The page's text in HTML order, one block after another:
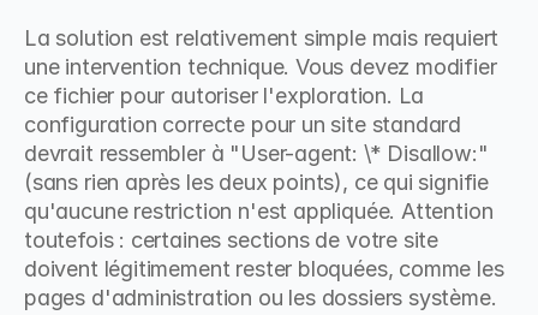
La solution est relativement simple mais requiert
une intervention technique. Vous devez modifier
ce fichier pour autoriser l'exploration. La
configuration correcte pour un site standard
devrait ressembler à "User-agent: \* Disallow:"
(sans rien après les deux points), ce qui signifie
qu'aucune restriction n'est appliquée. Attention
toutefois : certaines sections de votre site
doivent légitimement rester bloquées, comme les
pages d'administration ou les dossiers système.